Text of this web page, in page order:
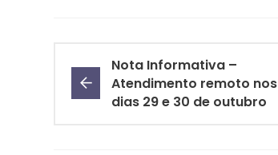
Nota Informativa –
Atendimento remoto nos
dias 29 e 30 de outubro